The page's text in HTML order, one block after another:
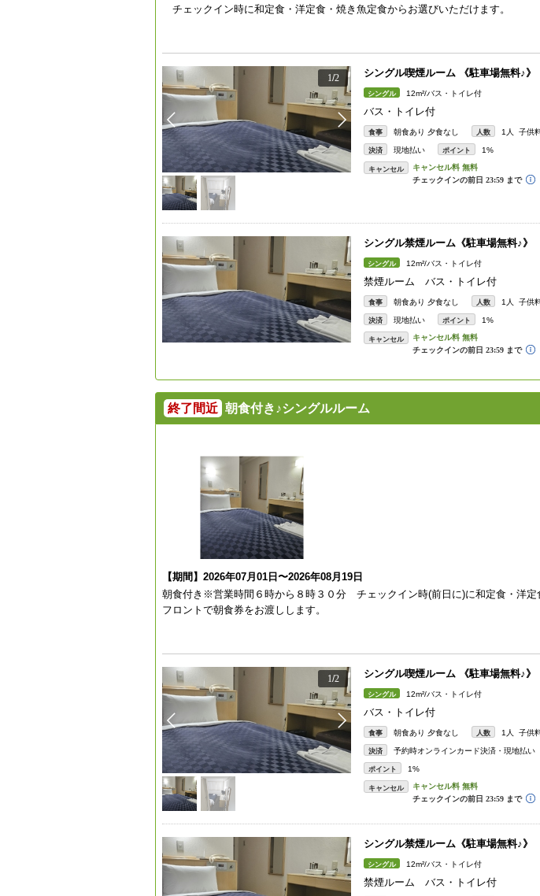
チェックイン時に和定食・洋定食・焼き魚定食からお選びいただけます。
1/2 シングル喫煙ルーム 《駐車場無料♪》
シングル 12m²/バス・トイレ付
バス・トイレ付
食事 朝食あり 夕食なし 人数 1人 子供
決済 現地払い ポイント 1%
キャンセル
シングル禁煙ルーム《駐車場無料♪》
シングル 12m²/バス・トイレ付
禁煙ルーム バス・トイレ付
食事 朝食あり 夕食なし 人数 1人 子供
決済 現地払い ポイント 1%
キャンセル
終了間近 朝食付き♪シングルルーム
【期間】2026年07月01日〜2026年08月19日
朝食付き※営業時間６時から８時３０分 チェックイン時(前日に)に和定食・洋定
フロントで朝食券をお渡しします。
1/2 シングル喫煙ルーム 《駐車場無料♪》
シングル 12m²/バス・トイレ付
バス・トイレ付
食事 朝食あり 夕食なし 人数 1人 子供
決済 予約時オンラインカード決済・現地払い
ポイント 1%
キャンセル
シングル禁煙ルーム《駐車場無料♪》
シングル 12m²/バス・トイレ付
禁煙ルーム バス・トイレ付